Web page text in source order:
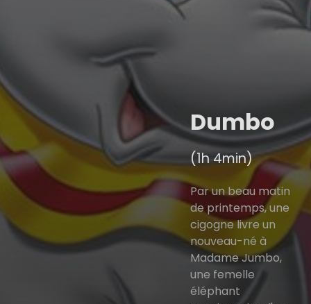
Dumbo
(1h 4min)
Par un beau matin
de printemps, une
cigogne livre un
nouveau-né à
Madame Jumbo,
une femelle
éléphant